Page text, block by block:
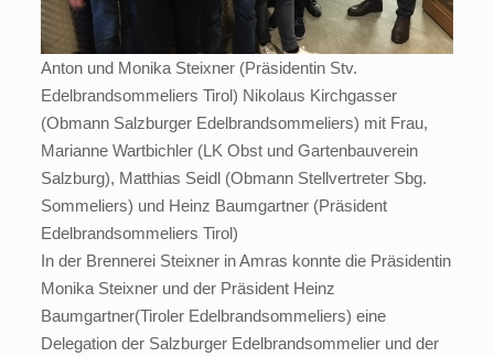
Anton und Monika Steixner (Präsidentin Stv.
Edelbrandsommeliers Tirol) Nikolaus Kirchgasser
(Obmann Salzburger Edelbrandsommeliers) mit Frau,
Marianne Wartbichler (LK Obst und Gartenbauverein
Salzburg), Matthias Seidl (Obmann Stellvertreter Sbg.
Sommeliers) und Heinz Baumgartner (Präsident
Edelbrandsommeliers Tirol)
In der Brennerei Steixner in Amras konnte die Präsidentin
Monika Steixner und der Präsident Heinz
Baumgartner(Tiroler Edelbrandsommeliers) eine
Delegation der Salzburger Edelbrandsommelier und der